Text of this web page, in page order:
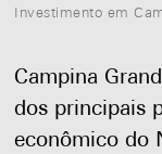
Investimento em
Campina
dos principais
econômico do